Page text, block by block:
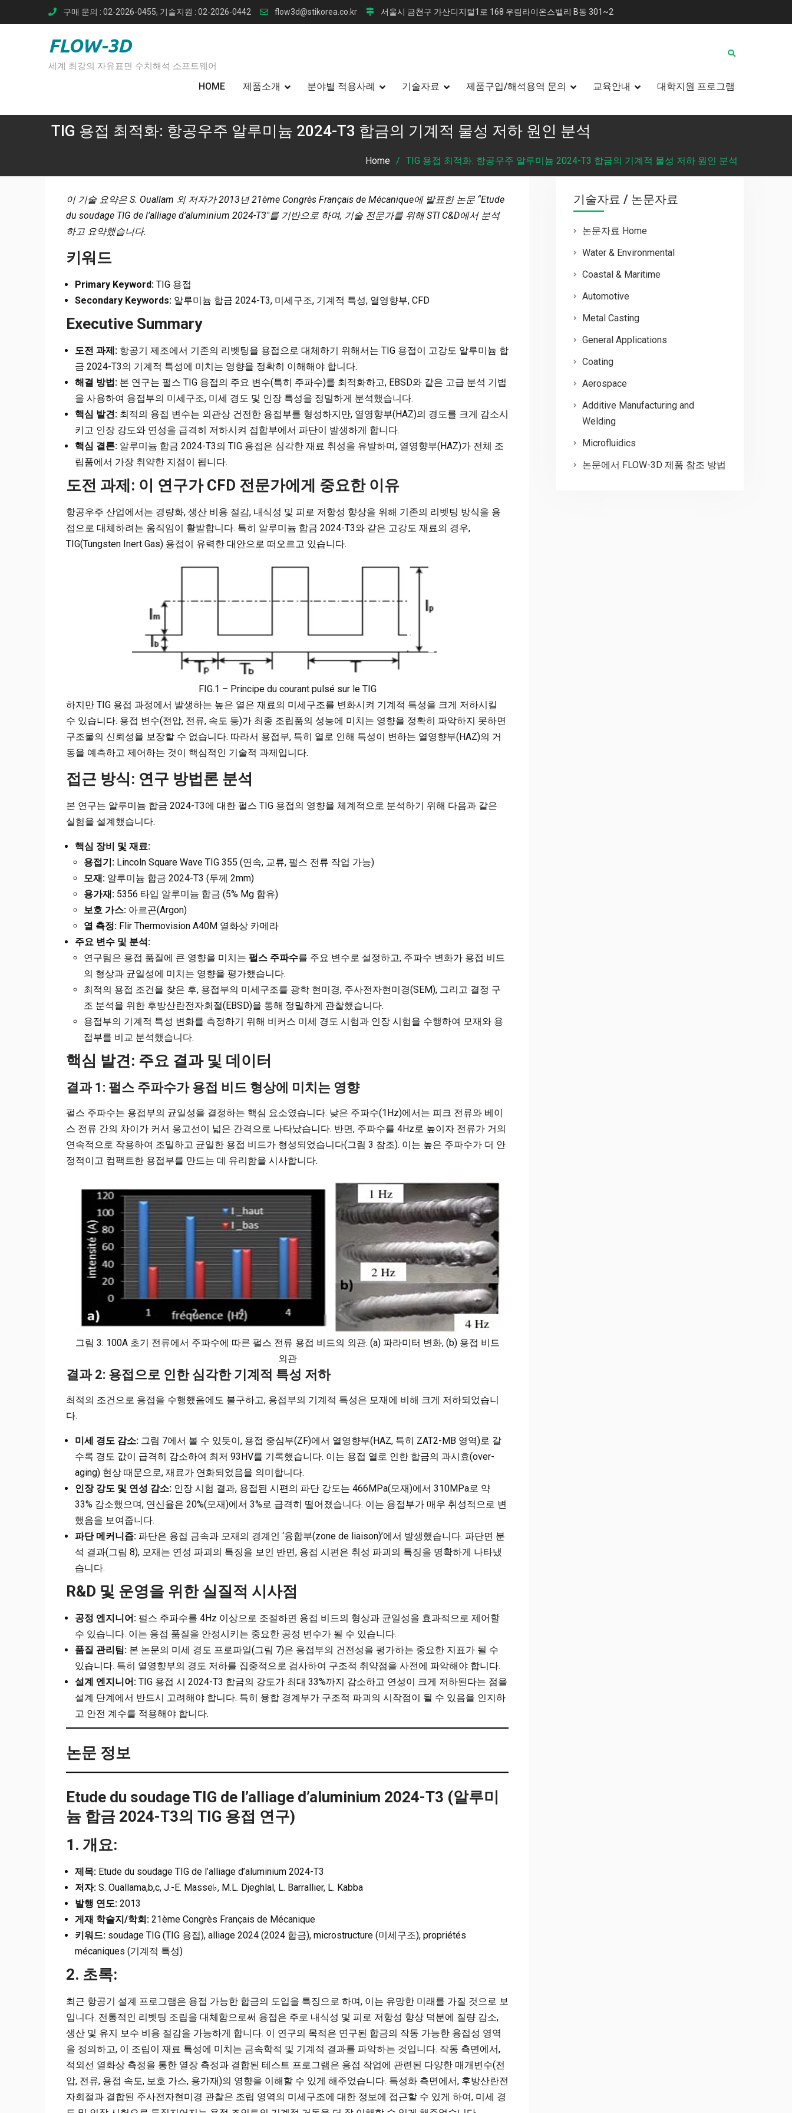
to
구매 문의 : 02-2026-0455, 기술지원 : 02-2026-0442 flow3d@stikorea.co.kr 서울시 금천구 가산디지털1로 168 우림라이온스밸리 B동 301~2
FLOW-3D
세계 최강의 자유표면 수치해석 소프트웨어
HOME 제품소개 분야별 적용사례 기술자료 제품구입/해석용역 문의 교육안내 대학지원 프로그램
TIG 용접 최적화: 항공우주 알루미늄 2024-T3 합금의 기계적 물성 저하 원인 분석
Home TIG 용접 최적화: 항공우주 알루미늄 2024-T3 합금의 기계적 물성 저하 원인 분석
이 기술 요약은 S. Ouallam 외 저자가 2013년 21ème Congrès Français de Mécanique에 발표한 논문 “Etude
du soudage TIG de l’alliage d’aluminium 2024-T3″를 기반으로 하며, 기술 전문가를 위해 STI C&D에서 분석
하고 요약했습니다.
키워드
Primary Keyword: TIG 용접
Secondary Keywords: 알루미늄 합금 2024-T3, 미세구조, 기계적 특성, 열영향부, CFD
Executive Summary
도전 과제: 항공기 제조에서 기존의 리벳팅을 용접으로 대체하기 위해서는 TIG 용접이 고강도 알루미늄 합
금 2024-T3의 기계적 특성에 미치는 영향을 정확히 이해해야 합니다.
해결 방법: 본 연구는 펄스 TIG 용접의 주요 변수(특히 주파수)를 최적화하고, EBSD와 같은 고급 분석 기법
을 사용하여 용접부의 미세구조, 미세 경도 및 인장 특성을 정밀하게 분석했습니다.
핵심 발견: 최적의 용접 변수는 외관상 건전한 용접부를 형성하지만, 열영향부(HAZ)의 경도를 크게 감소시
키고 인장 강도와 연성을 급격히 저하시켜 접합부에서 파단이 발생하게 합니다.
핵심 결론: 알루미늄 합금 2024-T3의 TIG 용접은 심각한 재료 취성을 유발하며, 열영향부(HAZ)가 전체 조
립품에서 가장 취약한 지점이 됩니다.
도전 과제: 이 연구가 CFD 전문가에게 중요한 이유
항공우주 산업에서는 경량화, 생산 비용 절감, 내식성 및 피로 저항성 향상을 위해 기존의 리벳팅 방식을 용
접으로 대체하려는 움직임이 활발합니다. 특히 알루미늄 합금 2024-T3와 같은 고강도 재료의 경우,
TIG(Tungsten Inert Gas) 용접이 유력한 대안으로 떠오르고 있습니다.
FIG.1 – Principe du courant pulsé sur le TIG
하지만 TIG 용접 과정에서 발생하는 높은 열은 재료의 미세구조를 변화시켜 기계적 특성을 크게 저하시킬
수 있습니다. 용접 변수(전압, 전류, 속도 등)가 최종 조립품의 성능에 미치는 영향을 정확히 파악하지 못하면
구조물의 신뢰성을 보장할 수 없습니다. 따라서 용접부, 특히 열로 인해 특성이 변하는 열영향부(HAZ)의 거
동을 예측하고 제어하는 것이 핵심적인 기술적 과제입니다.
접근 방식: 연구 방법론 분석
본 연구는 알루미늄 합금 2024-T3에 대한 펄스 TIG 용접의 영향을 체계적으로 분석하기 위해 다음과 같은
실험을 설계했습니다.
핵심 장비 및 재료:
용접기: Lincoln Square Wave TIG 355 (연속, 교류, 펄스 전류 작업 가능)
모재: 알루미늄 합금 2024-T3 (두께 2mm)
용가재: 5356 타입 알루미늄 합금 (5% Mg 함유)
보호 가스: 아르곤(Argon)
열 측정: Flir Thermovision A40M 열화상 카메라
주요 변수 및 분석:
연구팀은 용접 품질에 큰 영향을 미치는 펄스 주파수를 주요 변수로 설정하고, 주파수 변화가 용접 비드
의 형상과 균일성에 미치는 영향을 평가했습니다.
최적의 용접 조건을 찾은 후, 용접부의 미세구조를 광학 현미경, 주사전자현미경(SEM), 그리고 결정 구
조 분석을 위한 후방산란전자회절(EBSD)을 통해 정밀하게 관찰했습니다.
용접부의 기계적 특성 변화를 측정하기 위해 비커스 미세 경도 시험과 인장 시험을 수행하여 모재와 용
접부를 비교 분석했습니다.
핵심 발견: 주요 결과 및 데이터
결과 1: 펄스 주파수가 용접 비드 형상에 미치는 영향
펄스 주파수는 용접부의 균일성을 결정하는 핵심 요소였습니다. 낮은 주파수(1Hz)에서는 피크 전류와 베이
스 전류 간의 차이가 커서 응고선이 넓은 간격으로 나타났습니다. 반면, 주파수를 4Hz로 높이자 전류가 거의
연속적으로 작용하여 조밀하고 균일한 용접 비드가 형성되었습니다(그림 3 참조). 이는 높은 주파수가 더 안
정적이고 컴팩트한 용접부를 만드는 데 유리함을 시사합니다.
그림 3: 100A 초기 전류에서 주파수에 따른 펄스 전류 용접 비드의 외관. (a) 파라미터 변화, (b) 용접 비드
외관
결과 2: 용접으로 인한 심각한 기계적 특성 저하
최적의 조건으로 용접을 수행했음에도 불구하고, 용접부의 기계적 특성은 모재에 비해 크게 저하되었습니
다.
미세 경도 감소: 그림 7에서 볼 수 있듯이, 용접 중심부(ZF)에서 열영향부(HAZ, 특히 ZAT2-MB 영역)로 갈
수록 경도 값이 급격히 감소하여 최저 93HV를 기록했습니다. 이는 용접 열로 인한 합금의 과시효(over-
aging) 현상 때문으로, 재료가 연화되었음을 의미합니다.
인장 강도 및 연성 감소: 인장 시험 결과, 용접된 시편의 파단 강도는 466MPa(모재)에서 310MPa로 약
33% 감소했으며, 연신율은 20%(모재)에서 3%로 급격히 떨어졌습니다. 이는 용접부가 매우 취성적으로 변
했음을 보여줍니다.
파단 메커니즘: 파단은 용접 금속과 모재의 경계인 ‘융합부(zone de liaison)’에서 발생했습니다. 파단면 분
석 결과(그림 8), 모재는 연성 파괴의 특징을 보인 반면, 용접 시편은 취성 파괴의 특징을 명확하게 나타냈
습니다.
R&D 및 운영을 위한 실질적 시사점
공정 엔지니어: 펄스 주파수를 4Hz 이상으로 조절하면 용접 비드의 형상과 균일성을 효과적으로 제어할
수 있습니다. 이는 용접 품질을 안정시키는 중요한 공정 변수가 될 수 있습니다.
품질 관리팀: 본 논문의 미세 경도 프로파일(그림 7)은 용접부의 건전성을 평가하는 중요한 지표가 될 수
있습니다. 특히 열영향부의 경도 저하를 집중적으로 검사하여 구조적 취약점을 사전에 파악해야 합니다.
설계 엔지니어: TIG 용접 시 2024-T3 합금의 강도가 최대 33%까지 감소하고 연성이 크게 저하된다는 점을
설계 단계에서 반드시 고려해야 합니다. 특히 융합 경계부가 구조적 파괴의 시작점이 될 수 있음을 인지하
고 안전 계수를 적용해야 합니다.
논문 정보
Etude du soudage TIG de l’alliage d’aluminium 2024-T3 (알루미
늄 합금 2024-T3의 TIG 용접 연구)
1. 개요:
제목: Etude du soudage TIG de l’alliage d’aluminium 2024-T3
저자: S. Ouallama,b,c, J.-E. Masse♭, M.L. Djeghlal, L. Barrallier, L. Kabba
발행 연도: 2013
게재 학술지/학회: 21ème Congrès Français de Mécanique
키워드: soudage TIG (TIG 용접), alliage 2024 (2024 합금), microstructure (미세구조), propriétés
mécaniques (기계적 특성)
2. 초록:
최근 항공기 설계 프로그램은 용접 가능한 합금의 도입을 특징으로 하며, 이는 유망한 미래를 가질 것으로 보
입니다. 전통적인 리벳팅 조립을 대체함으로써 용접은 주로 내식성 및 피로 저항성 향상 덕분에 질량 감소,
생산 및 유지 보수 비용 절감을 가능하게 합니다. 이 연구의 목적은 연구된 합금의 작동 가능한 용접성 영역
을 정의하고, 이 조립이 재료 특성에 미치는 금속학적 및 기계적 결과를 파악하는 것입니다. 작동 측면에서,
적외선 열화상 측정을 통한 열장 측정과 결합된 테스트 프로그램은 용접 작업에 관련된 다양한 매개변수(전
압, 전류, 용접 속도, 보호 가스, 용가재)의 영향을 이해할 수 있게 해주었습니다. 특성화 측면에서, 후방산란전
자회절과 결합된 주사전자현미경 관찰은 조립 영역의 미세구조에 대한 정보에 접근할 수 있게 하여, 미세 경
기술자료 / 논문자료
논문자료 Home
Water & Environmental
Coastal & Maritime
Automotive
Metal Casting
General Applications
Coating
Aerospace
Additive Manufacturing and
Welding
Microfluidics
논문에서 FLOW-3D 제품 참조 방법